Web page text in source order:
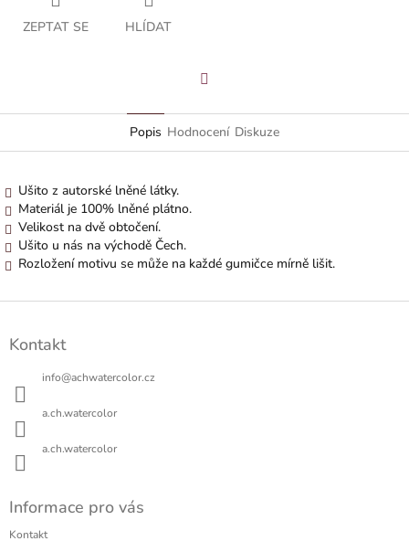
ZEPTAT SE HLÍDAT
Popis Hodnocení Diskuze
Ušito z autorské lněné látky.
Materiál je 100% lněné plátno.
Velikost na dvě obtočení.
Ušito u nás na východě Čech.
Rozložení motivu se může na každé gumičce mírně lišit.
Kontakt
info@achwatercolor.cz
a.ch.watercolor
a.ch.watercolor
Informace pro vás
Kontakt